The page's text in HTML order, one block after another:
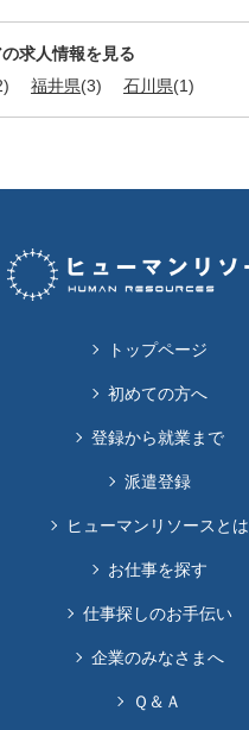
求人情報を見る
福井県(3) 石川県(1)
トップページ
初めての方へ
登録から就業まで
派遣登録
ヒューマンリソースとは
お仕事を探す
仕事探しのお手伝い
企業のみなさまへ
Ｑ＆Ａ